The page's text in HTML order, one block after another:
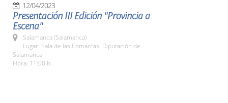
12/04/2023
Presentación III Edición "Provincia a
Escena"
Salamanca (Salamanca)
Lugar: Sala de las Comarcas. Diputación de
Salamanca
Hora: 11:00 h.